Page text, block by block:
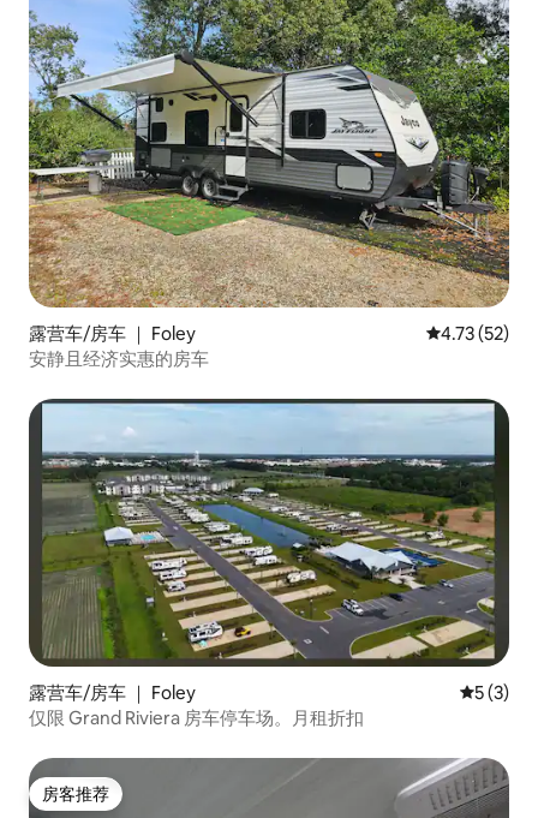
露营车/房车 ｜ Foley 平均评分
4.73 (52)
安静且经济实惠的房车
露营车/房车 ｜ Foley 平均评分
5 (3)
仅限 Grand Riviera 房车停车场。月租折扣
房客推荐
房客推荐